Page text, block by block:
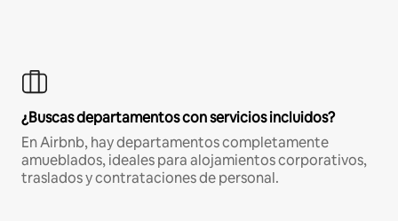
¿Buscas departamentos con servicios incluidos?
En Airbnb, hay departamentos completamente
amueblados, ideales para alojamientos corporativos,
traslados y contrataciones de personal.